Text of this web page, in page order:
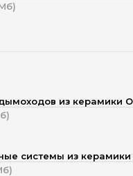
из керамики
системы из керамики